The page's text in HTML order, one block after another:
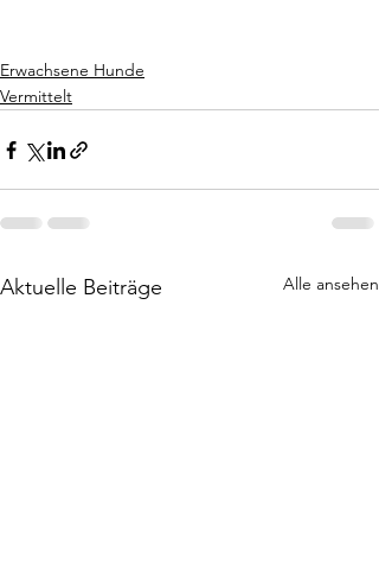
Erwachsene Hunde
Vermittelt
Aktuelle Beiträge Alle ansehen